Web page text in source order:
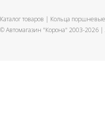
Каталог товаров | Кольца
© Автомагазин "Корона" 2003-2026 |